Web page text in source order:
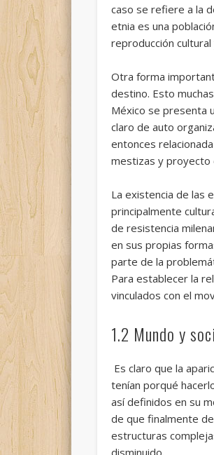
caso se refiere a la
etnia es una
reproducción cultural
Otra forma
destino. Esto
México se presenta
claro de auto
entonces
mestizas y proyecto
La existencia de las
principalmente
de resistencia
en sus propias
parte de la
Para establecer la
vinculados con el
1.2 Mundo y
Es claro que la
tenían porqué
así definidos en su
de que finalmente
estructuras
disminuido.